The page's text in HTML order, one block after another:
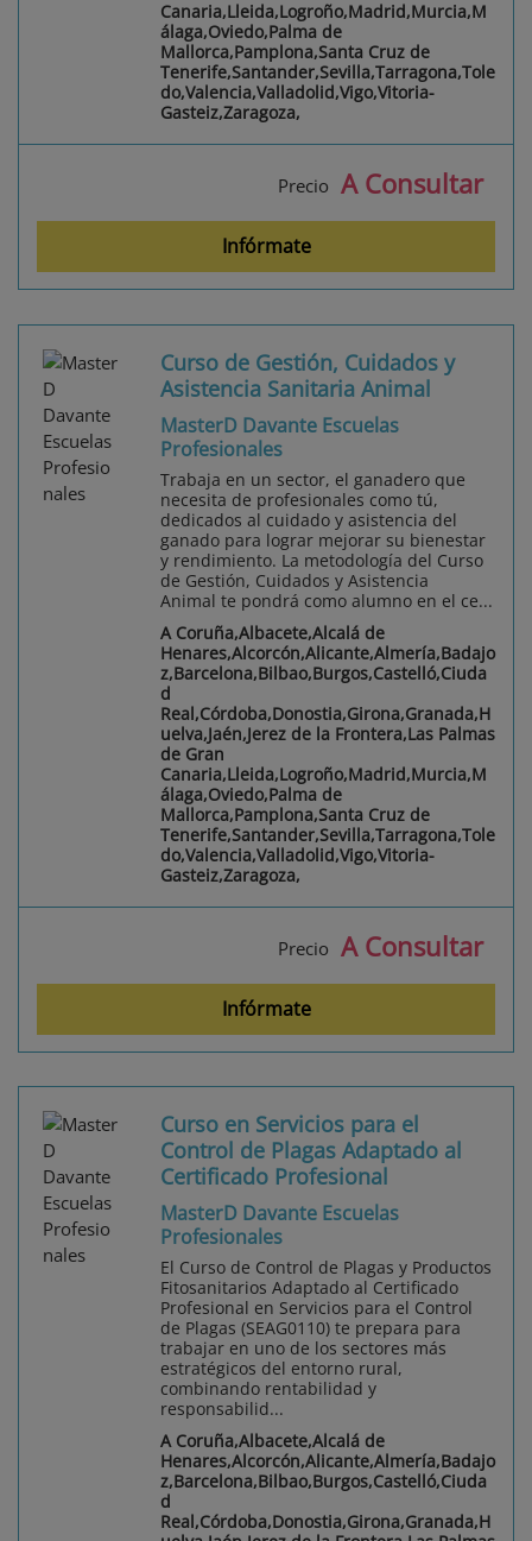
Canaria,Lleida,Logroño,Madrid,Murcia,M
álaga,Oviedo,Palma de
Mallorca,Pamplona,Santa Cruz de
Tenerife,Santander,Sevilla,Tarragona,Tole
do,Valencia,Valladolid,Vigo,Vitoria-
Gasteiz,Zaragoza,
Precio A Consultar
Infórmate
Curso de Gestión, Cuidados y
Asistencia Sanitaria Animal
MasterD Davante Escuelas
Profesionales
Trabaja en un sector, el ganadero que
necesita de profesionales como tú,
dedicados al cuidado y asistencia del
ganado para lograr mejorar su bienestar
y rendimiento. La metodología del Curso
de Gestión, Cuidados y Asistencia
Animal te pondrá como alumno en el ce...
A Coruña,Albacete,Alcalá de
Henares,Alcorcón,Alicante,Almería,Badajo
z,Barcelona,Bilbao,Burgos,Castelló,Ciuda
d
Real,Córdoba,Donostia,Girona,Granada,H
uelva,Jaén,Jerez de la Frontera,Las Palmas
de Gran
Canaria,Lleida,Logroño,Madrid,Murcia,M
álaga,Oviedo,Palma de
Mallorca,Pamplona,Santa Cruz de
Tenerife,Santander,Sevilla,Tarragona,Tole
do,Valencia,Valladolid,Vigo,Vitoria-
Gasteiz,Zaragoza,
Precio A Consultar
Infórmate
Curso en Servicios para el
Control de Plagas Adaptado al
Certificado Profesional
MasterD Davante Escuelas
Profesionales
El Curso de Control de Plagas y Productos
Fitosanitarios Adaptado al Certificado
Profesional en Servicios para el Control
de Plagas (SEAG0110) te prepara para
trabajar en uno de los sectores más
estratégicos del entorno rural,
combinando rentabilidad y
responsabilid...
A Coruña,Albacete,Alcalá de
Henares,Alcorcón,Alicante,Almería,Badajo
z,Barcelona,Bilbao,Burgos,Castelló,Ciuda
d
Real,Córdoba,Donostia,Girona,Granada,H